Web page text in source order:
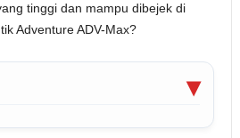
tinggi dan mampu dibejek di
Adventure ADV-Max?